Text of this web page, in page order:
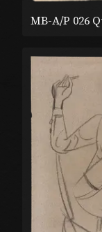
MB-A/P 026